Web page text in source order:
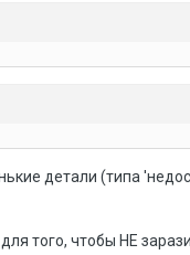
детали (типа
того, чтобы НЕ